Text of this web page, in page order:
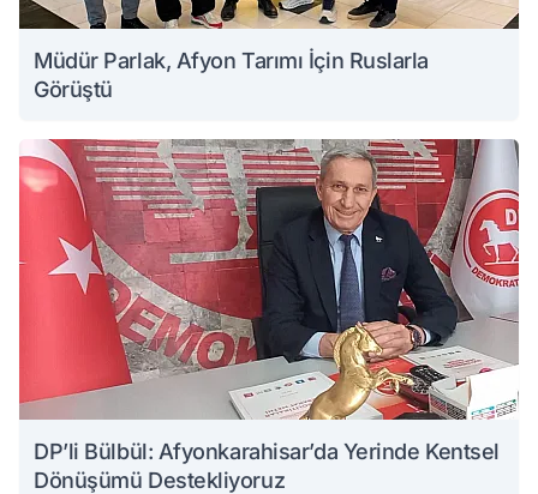
Müdür Parlak, Afyon Tarımı İçin Ruslarla
Görüştü
DP’li Bülbül: Afyonkarahisar’da Yerinde Kentsel
Dönüşümü Destekliyoruz